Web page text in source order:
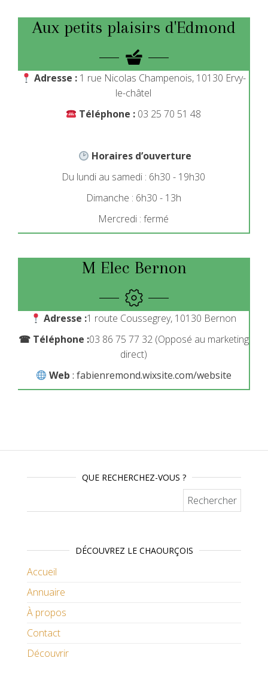
Aux petits plaisirs d'Edmond
Adresse : 1 rue Nicolas Champenois, 10130 Ervy-
le-châtel
Téléphone : 03 25 70 51 48
Horaires d’ouverture
Du lundi au samedi : 6h30 - 19h30
Dimanche : 6h30 - 13h
Mercredi : fermé
M Elec Bernon
Adresse :1 route Coussegrey, 10130 Bernon
☎ Téléphone :03 86 75 77 32 (Opposé au marketing
direct)
Web : fabienremond.wixsite.com/website
QUE RECHERCHEZ-VOUS ?
DÉCOUVREZ LE CHAOURÇOIS
Accueil
Annuaire
À propos
Contact
Découvrir